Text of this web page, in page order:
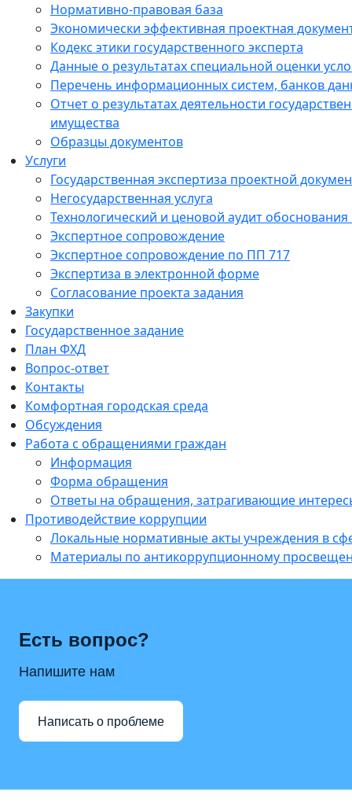
Нормативно-правовая база
Экономически эффективная проектная
Кодекс этики государственного эксперта
Данные о результатах специальной оценки
Перечень информационных систем, банков
Отчет о результатах деятельности
имущества
Образцы документов
Услуги
Государственная экспертиза проектной
Негосударственная услуга
Технологический и ценовой аудит
Экспертное сопровождение
Экспертное сопровождение по ПП 717
Экспертиза в электронной форме
Согласование проекта задания
Закупки
Государственное задание
План ФХД
Вопрос-ответ
Контакты
Комфортная городская среда
Обсуждения
Работа с обращениями граждан
Информация
Форма обращения
Ответы на обращения, затрагивающие
Противодействие коррупции
Локальные нормативные акты учреждения в
Материалы по антикоррупционному
Есть вопрос?
Напишите нам
Написать о проблеме